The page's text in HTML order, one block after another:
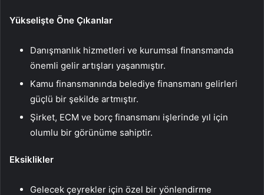
Yükselişte Öne Çıkanlar
Danışmanlık hizmetleri ve kurumsal finansmanda
önemli gelir artışları yaşanmıştır.
Kamu finansmanında belediye finansmanı gelirleri
güçlü bir şekilde artmıştır.
Şirket, ECM ve borç finansmanı işlerinde yıl için
olumlu bir görünüme sahiptir.
Eksiklikler
Gelecek çeyrekler için özel bir yönlendirme